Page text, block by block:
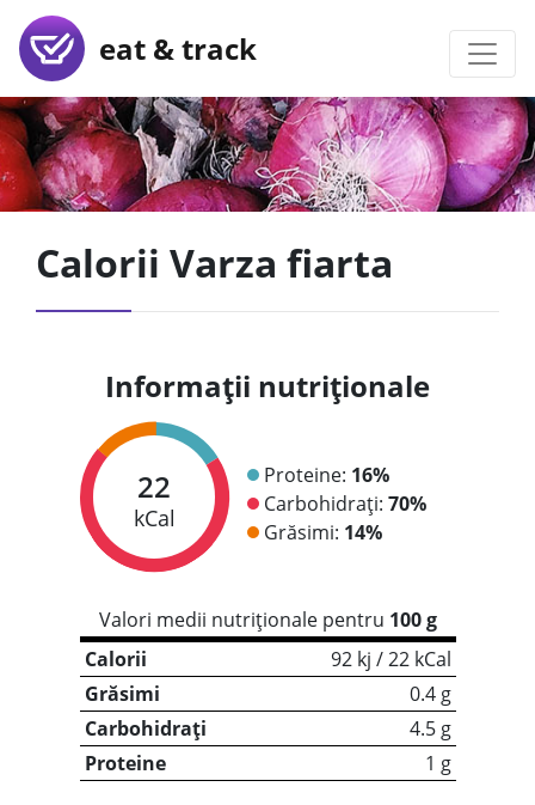
eat & track
Calorii Varza fiarta
Informații nutriționale
22
kCal
Proteine: 16%
Carbohidrați: 70%
Grăsimi: 14%
Valori medii nutriționale pentru 100 g
Calorii
92 kj / 22 kCal
Grăsimi
0.4 g
Carbohidrați
4.5 g
Proteine
1 g